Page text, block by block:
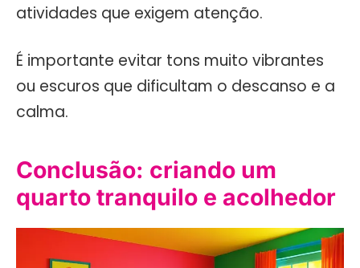
atividades que exigem atenção.
É importante evitar tons muito vibrantes
ou escuros que dificultam o descanso e a
calma.
Conclusão: criando um
quarto tranquilo e acolhedor